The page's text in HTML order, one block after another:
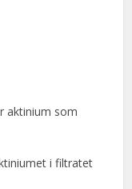
aktinium som
i filtratet